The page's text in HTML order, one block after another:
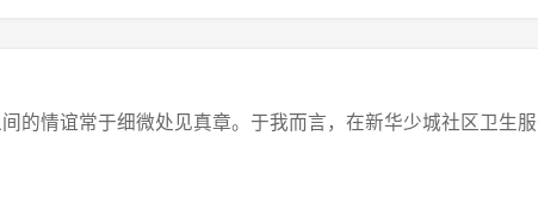
的情谊常于细微处见真章。于我而言，在新华少城社区卫生